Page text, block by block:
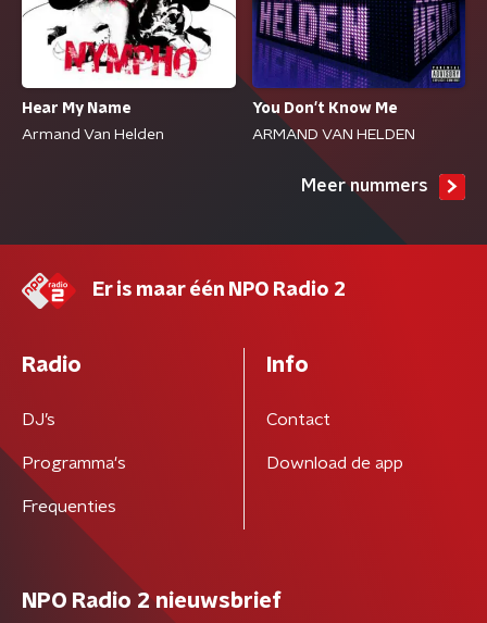
Hear My Name
Armand Van Helden
You Don't Know Me
ARMAND VAN HELDEN
Meer nummers
Er is maar één NPO Radio 2
Radio
DJ’s
Programma's
Frequenties
Info
Contact
Download de app
NPO Radio 2 nieuwsbrief